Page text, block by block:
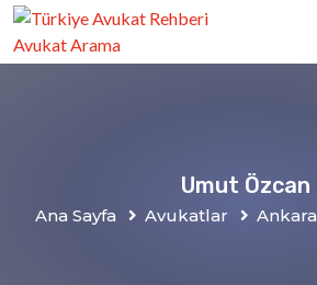
Umut Özcan
Ana Sayfa Avukatlar Ankara